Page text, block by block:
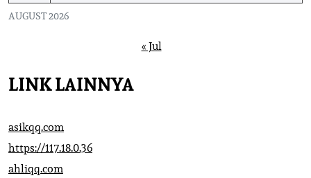
AUGUST 2026
« Jul
LINK LAINNYA
asikqq.com
https://117.18.0.36
ahliqq.com